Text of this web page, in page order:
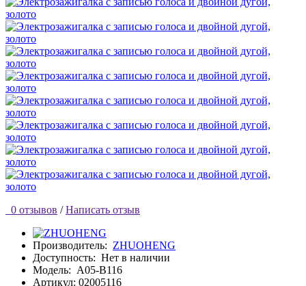
0 отзывов / Написать отзыв
Производитель: ZHUOHENG
Доступность: Нет в наличии
Модель: A05-B116
Артикул: 02005116